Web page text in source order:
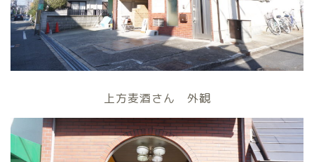
上方麦酒さん 外観